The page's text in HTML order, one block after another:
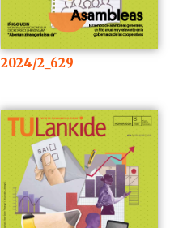
2024/2_629